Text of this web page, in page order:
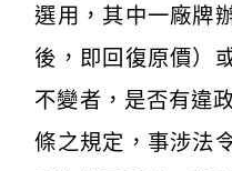
選用，其中一廠牌
後，即回復原價）
不變者，是否有違
條之規定，事涉法